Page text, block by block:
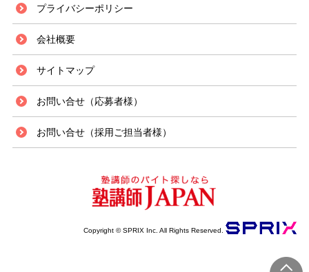
プライバシーポリシー
会社概要
サイトマップ
お問い合せ（応募者様）
お問い合せ（採用ご担当者様）
Copyright © SPRIX Inc. All Rights Reserved.